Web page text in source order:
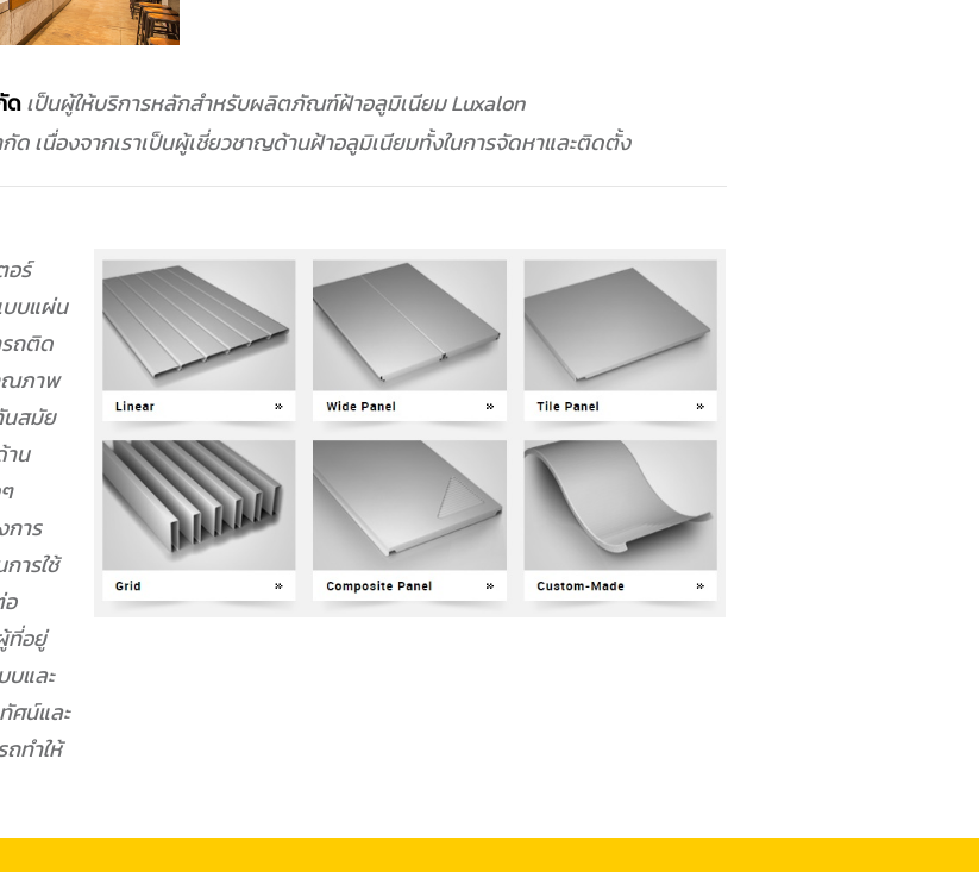
ดเป็นผู้ให้บริการหลักสำหรับผลิตภัณฑ์ฝ้าอลูมิเนียม Luxalon
ด เนื่องจากเราเป็นผู้เชี่ยวชาญด้านฝ้าอลูมิเนียมทั้งในการจัดหาและติดตั้ง
อร์
บบแผ่น
ถติด
ณภาพ
สมัย
าน
การ
ารใช้
ที่อยู่
บและ
ศน์และ
ถทำให้